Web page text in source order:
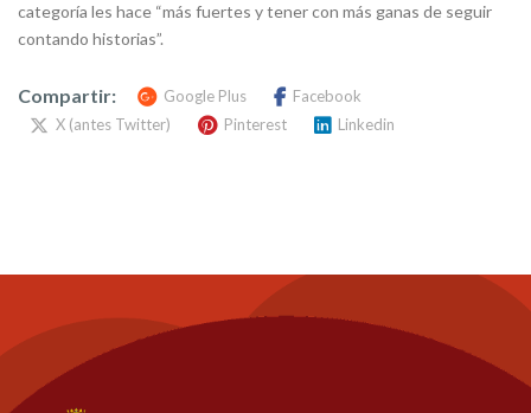
categoría les hace “más fuertes y tener con más ganas de seguir
contando historias”.
Compartir: Google Plus
Facebook
X (antes Twitter)
Pinterest Linkedin